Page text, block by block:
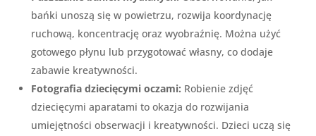
bańki unoszą się w powietrzu, rozwija koordynację
ruchową, koncentrację oraz wyobraźnię. Można użyć
gotowego płynu lub przygotować własny, co dodaje
zabawie kreatywności.
Fotografia dziecięcymi oczami: Robienie zdjęć
dziecięcymi aparatami to okazja do rozwijania
umiejętności obserwacji i kreatywności. Dzieci uczą się